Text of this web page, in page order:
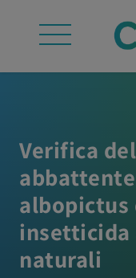
Verifica
insetticida
naturali